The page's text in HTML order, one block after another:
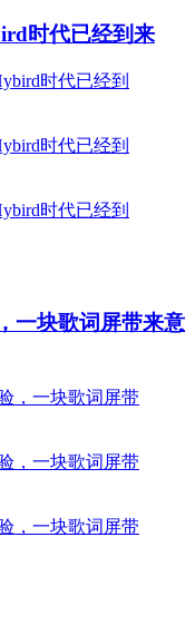
时代已经到来
一块歌词屏带来意